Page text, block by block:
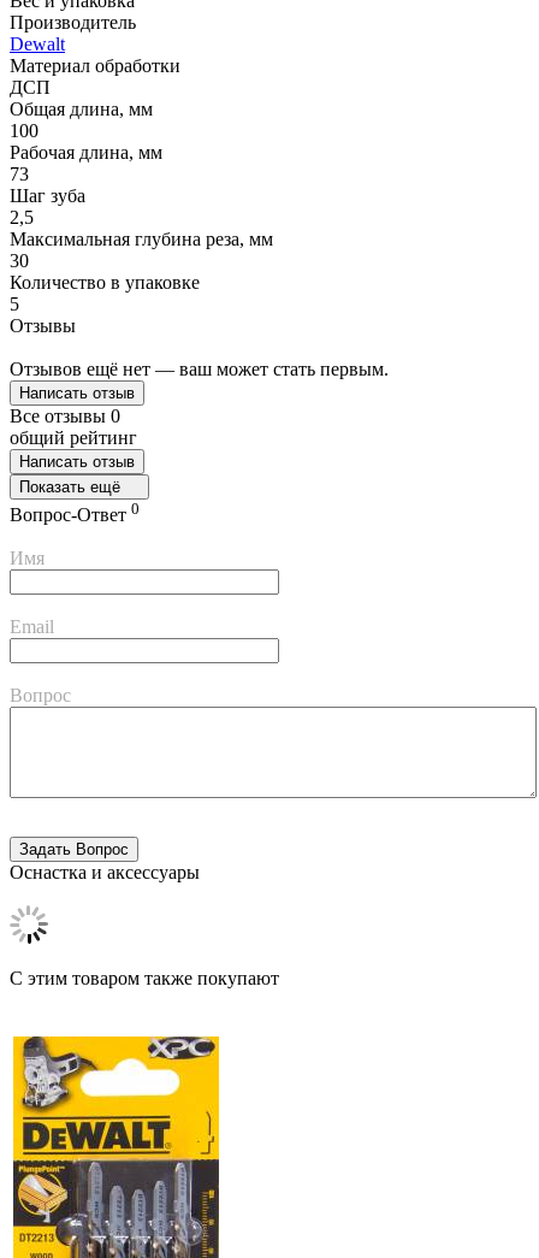
Производитель
Dewalt
Материал обработки
ДСП
Общая длина, мм
100
Рабочая длина, мм
73
Шаг зуба
2,5
Максимальная глубина реза, мм
30
Количество в упаковке
5
Отзывы
Отзывов ещё нет — ваш может стать первым.
Написать отзыв
Все отзывы 0
общий рейтинг
Написать отзыв
Показать ещё
Вопрос-Ответ 0
Имя
Email
Вопрос
Оснастка и аксессуары
C этим товаром также покупают